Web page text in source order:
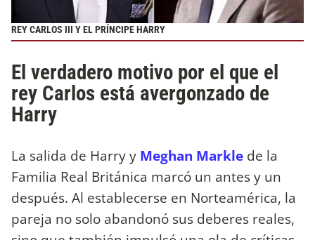
REY CARLOS III Y EL PRÍNCIPE HARRY
El verdadero motivo por el que el
rey Carlos está avergonzado de
Harry
La salida de Harry y Meghan Markle de la
Familia Real Británica marcó un antes y un
después. Al establecerse en Norteamérica, la
pareja no solo abandonó sus deberes reales,